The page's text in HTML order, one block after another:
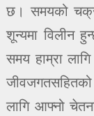
छ। समयको
शून्यमा विलीन
समय हाम्रा
लागि आफ्नो